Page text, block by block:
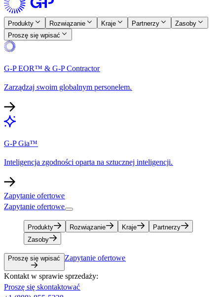
Produkty​​ Rozwiązanie​​ Kraje​​ Partnerzy​​
Zasoby​​
Proszę się wpisać​​
G-P EOR™ & G-P Contractor​​
Zarządzaj swoim globalnym personelem.​​
G-P Gia™​​
Inteligencja zgodności oparta na sztucznej inteligencji.​​
Zapytanie ofertowe​​
Zapytanie ofertowe​​
Produkty​​ Rozwiązanie​​ Kraje​​
Partnerzy​​
Zasoby​​
Proszę się wpisać​​ Zapytanie ofertowe​​
Kontakt w sprawie sprzedaży:​​
Proszę się skontaktować​​